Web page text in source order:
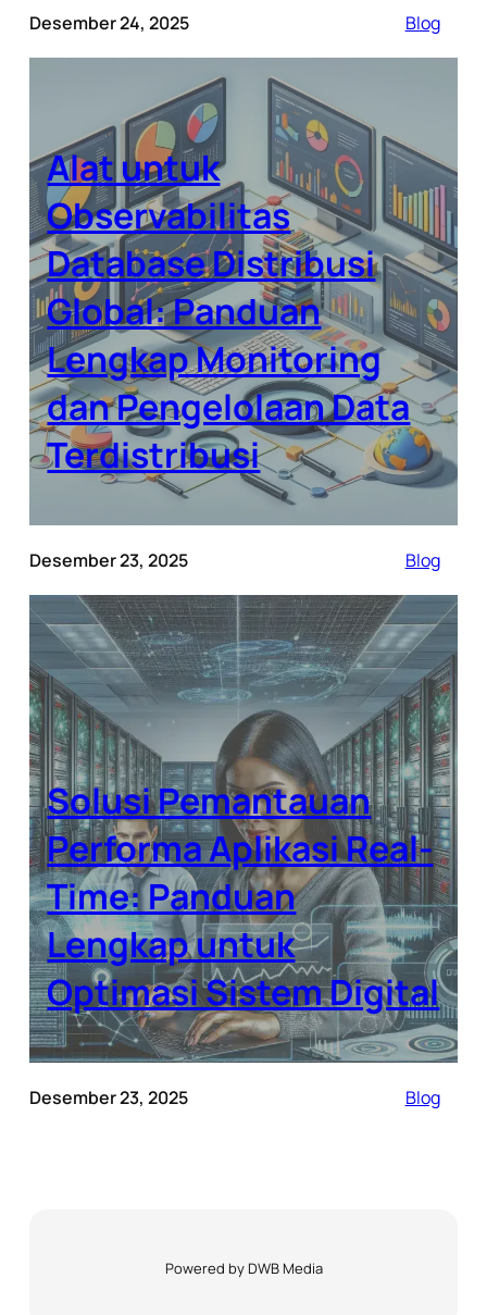
Desember 24, 2025 Blog
Alat untuk
Observabilitas
Database Distribusi
Global: Panduan
Lengkap Monitoring
dan Pengelolaan Data
Terdistribusi
Desember 23, 2025 Blog
Solusi Pemantauan
Performa Aplikasi Real-
Time: Panduan
Lengkap untuk
Optimasi Sistem Digital
Desember 23, 2025 Blog
Powered by DWB Media